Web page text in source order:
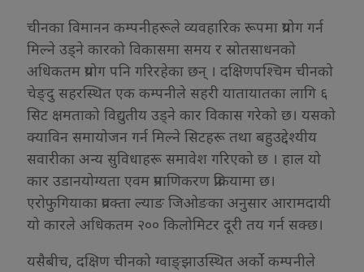
चीनका विमानन कम्पनीहरूले व्यवहारिक रूपमा प्रयोग गर्न
मिल्ने उड्ने कारको विकासमा समय र स्रोतसाधनको
अधिकतम प्रयोग पनि गरिरहेका छन् । दक्षिणपश्चिम चीनको
चेङ्दु सहरस्थित एक कम्पनीले सहरी यातायातका लागि ६
सिट क्षमताको विद्युतीय उड्ने कार विकास गरेको छ। यसको
क्याविन समायोजन गर्न मिल्ने सिटहरू तथा बहुउद्देश्यीय
सवारीका अन्य सुविधाहरू समावेश गरिएको छ । हाल यो
कार उडानयोग्यता एवम प्रमाणिकरण प्रक्रियामा छ।
एरोफुगियाका प्रवक्ता ल्याङ जिओङका अनुसार आरामदायी
यो कारले अधिकतम २०० किलोमिटर दूरी तय गर्न सक्छ।
यसैबीच, दक्षिण चीनको ग्वाङ्झाउस्थित अर्को कम्पनीले